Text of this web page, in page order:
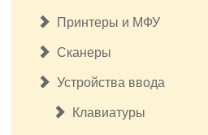
Принтеры и МФУ
Сканеры
Устройства ввода
Клавиатуры